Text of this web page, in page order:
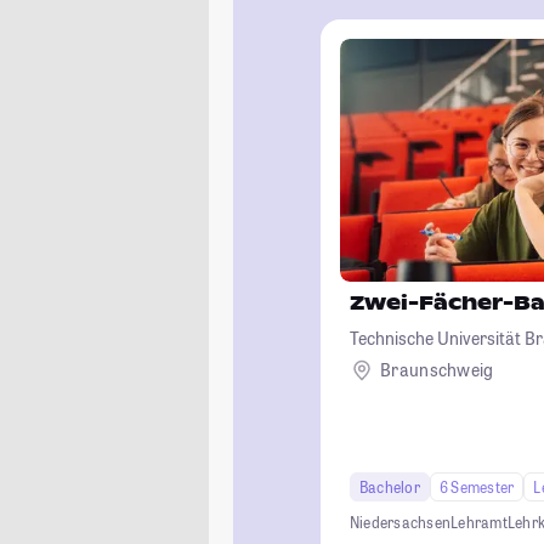
Zwei-Fächer-
Technische Universität
Braunschweig
Bachelor 6 Semester
NiedersachsenLehramt